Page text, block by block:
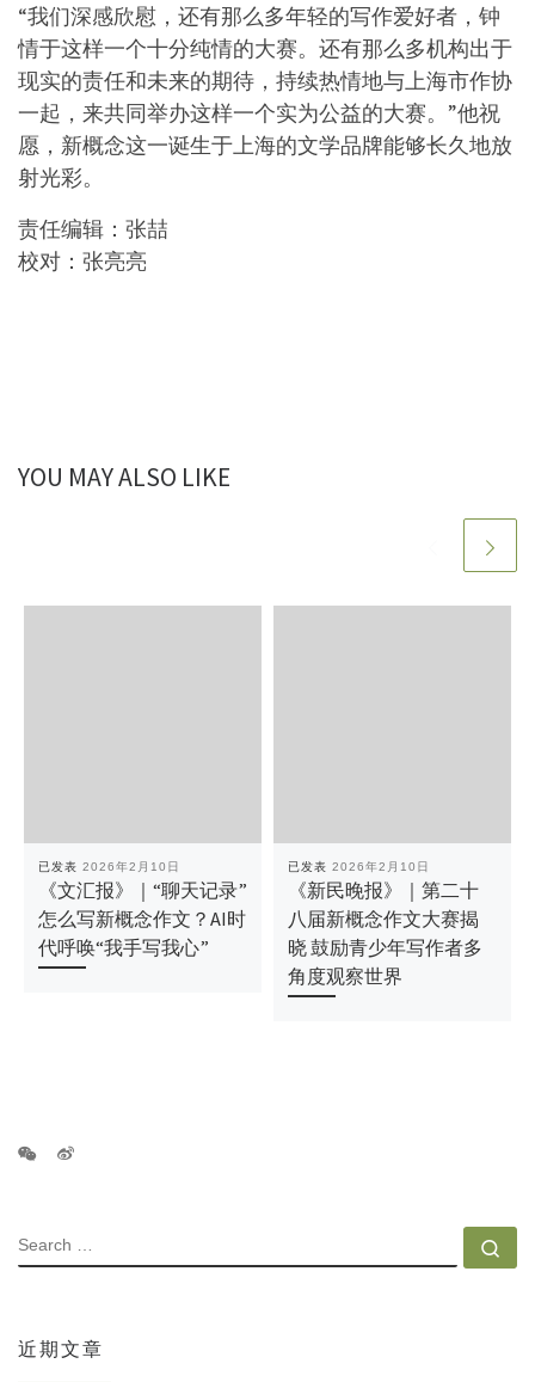
“我们深感欣慰，还有那么多年轻的写作爱好者，钟
情于这样一个十分纯情的大赛。还有那么多机构出于
现实的责任和未来的期待，持续热情地与上海市作协
一起，来共同举办这样一个实为公益的大赛。”他祝
愿，新概念这一诞生于上海的文学品牌能够长久地放
射光彩。
责任编辑：张喆
校对：张亮亮
YOU MAY ALSO LIKE
已发表 2026年2月10日
《文汇报》｜“聊天记录”
怎么写新概念作文？AI时
代呼唤“我手写我心”
已发表 2026年2月10日
《新民晚报》｜第二十
八届新概念作文大赛揭
晓 鼓励青少年写作者多
角度观察世界
SEARCH
近期文章